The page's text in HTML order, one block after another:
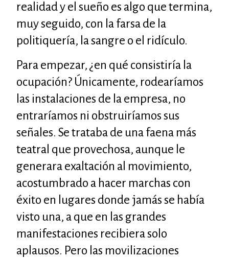
realidad y el sueño es algo que termina,
muy seguido, con la farsa de la
politiquería, la sangre o el ridículo.
Para empezar, ¿en qué consistiría la
ocupación? Únicamente, rodearíamos
las instalaciones de la empresa, no
entraríamos ni obstruiríamos sus
señales. Se trataba de una faena más
teatral que provechosa, aunque le
generara exaltación al movimiento,
acostumbrado a hacer marchas con
éxito en lugares donde jamás se había
visto una, a que en las grandes
manifestaciones recibiera solo
aplausos. Pero las movilizaciones